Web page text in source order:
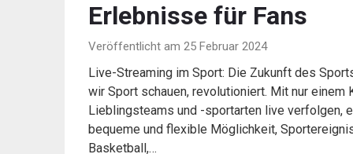
Erlebnisse für Fans
Veröffentlicht am 25 Februar 2024
Live-Streaming im Sport: Die Zukunft des
wir Sport schauen, revolutioniert. Mit nur einem
Lieblingsteams und -sportarten live verfolgen,
bequeme und flexible Möglichkeit,
Basketball,…